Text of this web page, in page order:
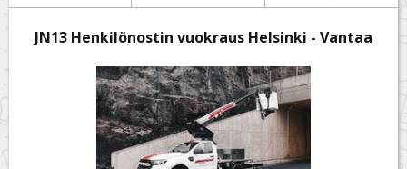
JN13 Henkilönostin vuokraus Helsinki - Vantaa